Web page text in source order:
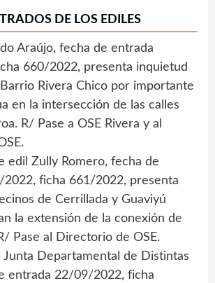
DE LOS EDILES
Araújo, fecha de entrada
660/2022, presenta inquietud
Rivera Chico por importante
en la intersección de las calles
R/ Pase a OSE Rivera y al
edil Zully Romero, fecha de
ficha 661/2022, presenta
de Cerrillada y Guaviyú
la extensión de la conexión de
Pase al Directorio de OSE.
Junta Departamental de Distintas
entrada 22/09/2022, ficha